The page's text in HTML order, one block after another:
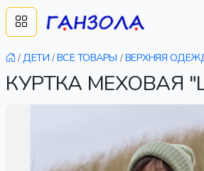
/ДЕТИ /ВСЕ ТОВАРЫ /ВЕРХНЯЯ
КУРТКА МЕХОВАЯ